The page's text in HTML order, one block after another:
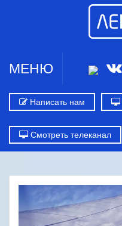
МЕНЮ
Написать нам
Смотреть телеканал